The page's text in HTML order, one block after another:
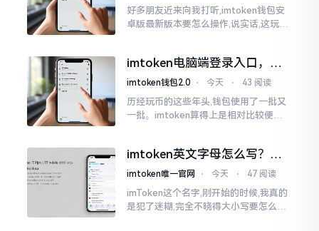
好多朋友近来向我打听,imtoken钱包安
卓版最新版本要怎么操作,说实话,这玩意
0版本
imtoken电脑端登录入口，地
址在这里
imtoken钱包2.0 ⋅ 今天 ⋅ 43 阅读
历经玩币的这些年头,钱包使用了一批又
一批。imtoken算得上是相对比较便于
就得去寻觅电脑端的入口。
imtoken英文字母怎么写？正
确拼写看这里
imtoken唯一官网 ⋅ 今天 ⋅ 47 阅读
imToken这个名字,刚开始的时候,我真的
是犯了迷糊,完全不晓得大小写要怎么去